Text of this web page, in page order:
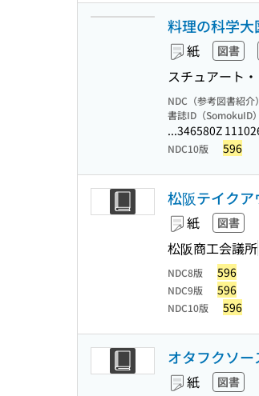
料理の科学大
紙 図書
スチュアート
NDC（参考図書紹介）
書誌ID（SomokuID）
...346580Z
NDC10版 596
松阪テイクア
紙 図書
松阪商工会議所
NDC8版 596
NDC9版 596
NDC10版 596
オタフクソー
紙 図書